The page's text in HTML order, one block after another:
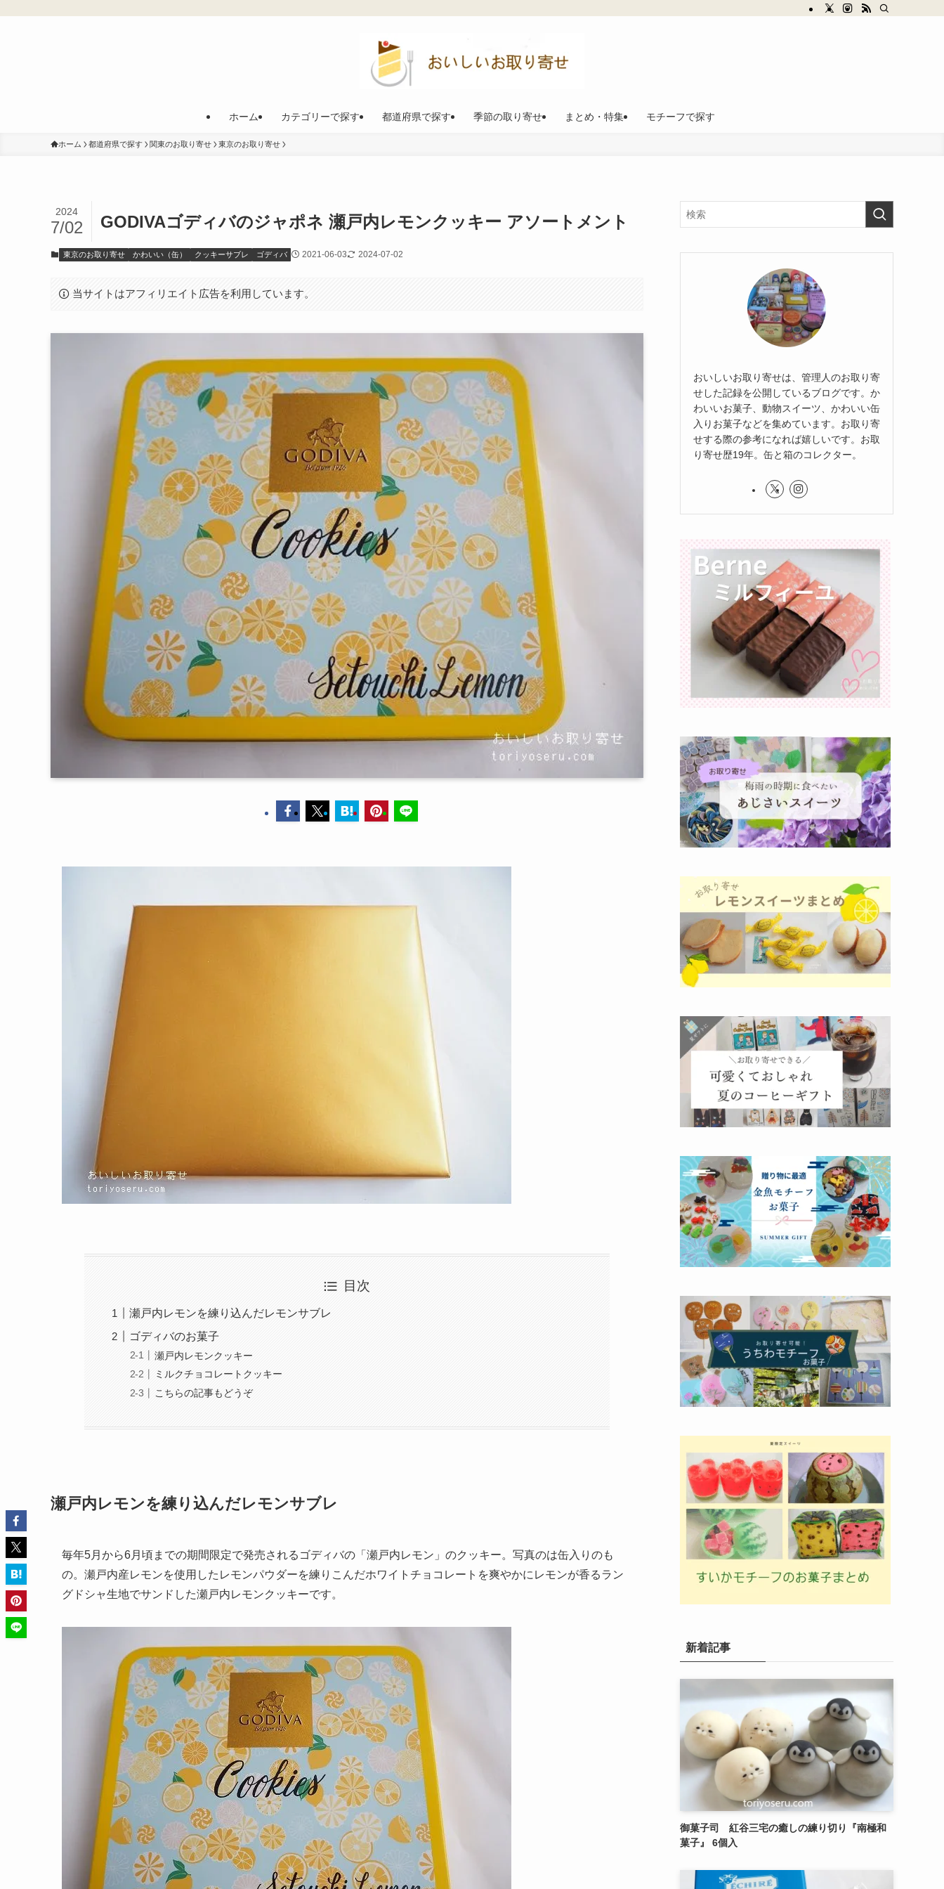
ホーム カテゴリーで探す 都道府県で探す 季節の取り寄せ まとめ・特集 モチーフで探す
ホーム 都道府県で探す 関東のお取り寄せ 東京のお取り寄せ
GODIVAゴディバのジャポネ 瀬戸内レモンクッキー アソートメント
2024
7/02
東京のお取り寄せ かわいい（缶） クッキーサブレ ゴディバ 2021-06-03 2024-07-02
当サイトはアフィリエイト広告を利用しています。
目次
瀬戸内レモンを練り込んだレモンサブレ
ゴディバのお菓子
瀬戸内レモンクッキー
ミルクチョコレートクッキー
こちらの記事もどうぞ
瀬戸内レモンを練り込んだレモンサブレ
毎年5月から6月頃までの期間限定で発売されるゴディバの「瀬戸内レモン」のクッキー。写真のは缶入りのも
の。瀬戸内産レモンを使用したレモンパウダーを練りこんだホワイトチョコレートを爽やかにレモンが香るラン
グドシャ生地でサンドした瀬戸内レモンクッキーです。
おいしいお取り寄せは、管理人のお取り寄
せした記録を公開しているブログです。か
わいいお菓子、動物スイーツ、かわいい缶
入りお菓子などを集めています。お取り寄
せする際の参考になれば嬉しいです。お取
り寄せ歴19年。缶と箱のコレクター。